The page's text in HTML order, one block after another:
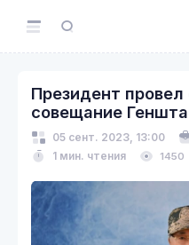
Президент провел
совещание
05 сент. 2023, 13:00
1 мин. чтения
1450